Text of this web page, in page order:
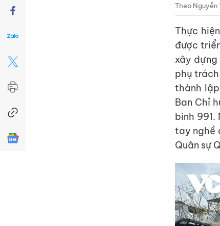
Theo
Thực
được
xây dựng
phụ trách
thành
Ban Chỉ
binh
tay nghề
Quân sự